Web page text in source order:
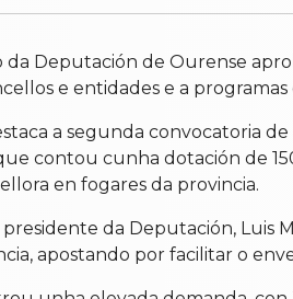
Deputación de Ourense
e entidades e a
a segunda convocatoria
contou cunha dotación de
en fogares da provincia.
da Deputación, Luis
apostando por facilitar o